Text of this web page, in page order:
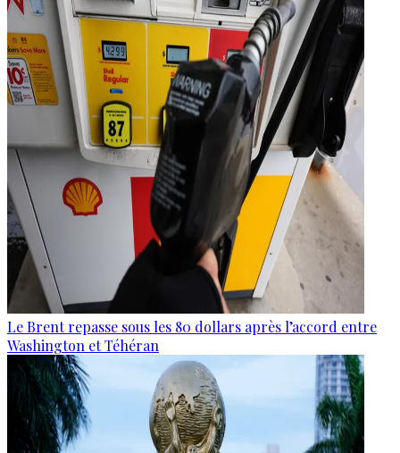
Le Brent repasse sous les 80 dollars après l’accord entre
Washington et Téhéran